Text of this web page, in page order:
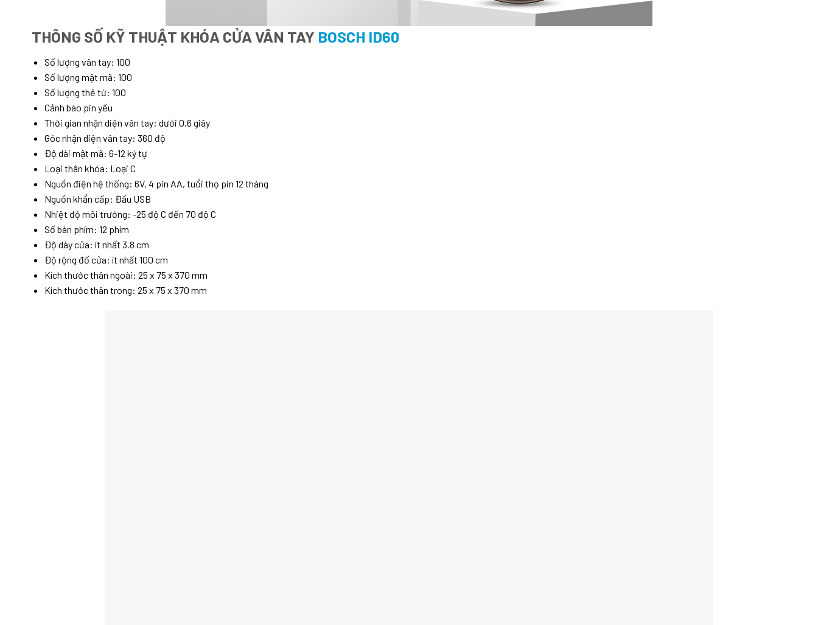
THÔNG SỐ KỸ THUẬT KHÓA CỬA VÂN TAY BOSCH ID60
Số lượng vân tay: 100
Số lượng mật mã: 100
Số lượng thẻ từ: 100
Cảnh báo pin yếu
Thời gian nhận diện vân tay: dưới 0.6 giây
Góc nhận diện vân tay: 360 độ
Độ dài mật mã: 6-12 ký tự
Loại thân khóa: Loại C
Nguồn điện hệ thống: 6V, 4 pin AA, tuổi thọ pin 12 tháng
Nguồn khẩn cấp: Đầu USB
Nhiệt độ môi trường: -25 độ C đến 70 độ C
Số bàn phím: 12 phím
Độ dày cửa: ít nhất 3.8 cm
Độ rộng đố cửa: ít nhất 100 cm
Kích thước thân ngoài: 25 x 75 x 370 mm
Kích thước thân trong: 25 x 75 x 370 mm